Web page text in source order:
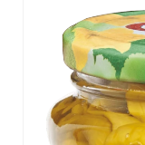
Yakan Biber Turşusu
Biberiye Turşusu
Jalapeno Turşusu
Frenk Biber Turşusu